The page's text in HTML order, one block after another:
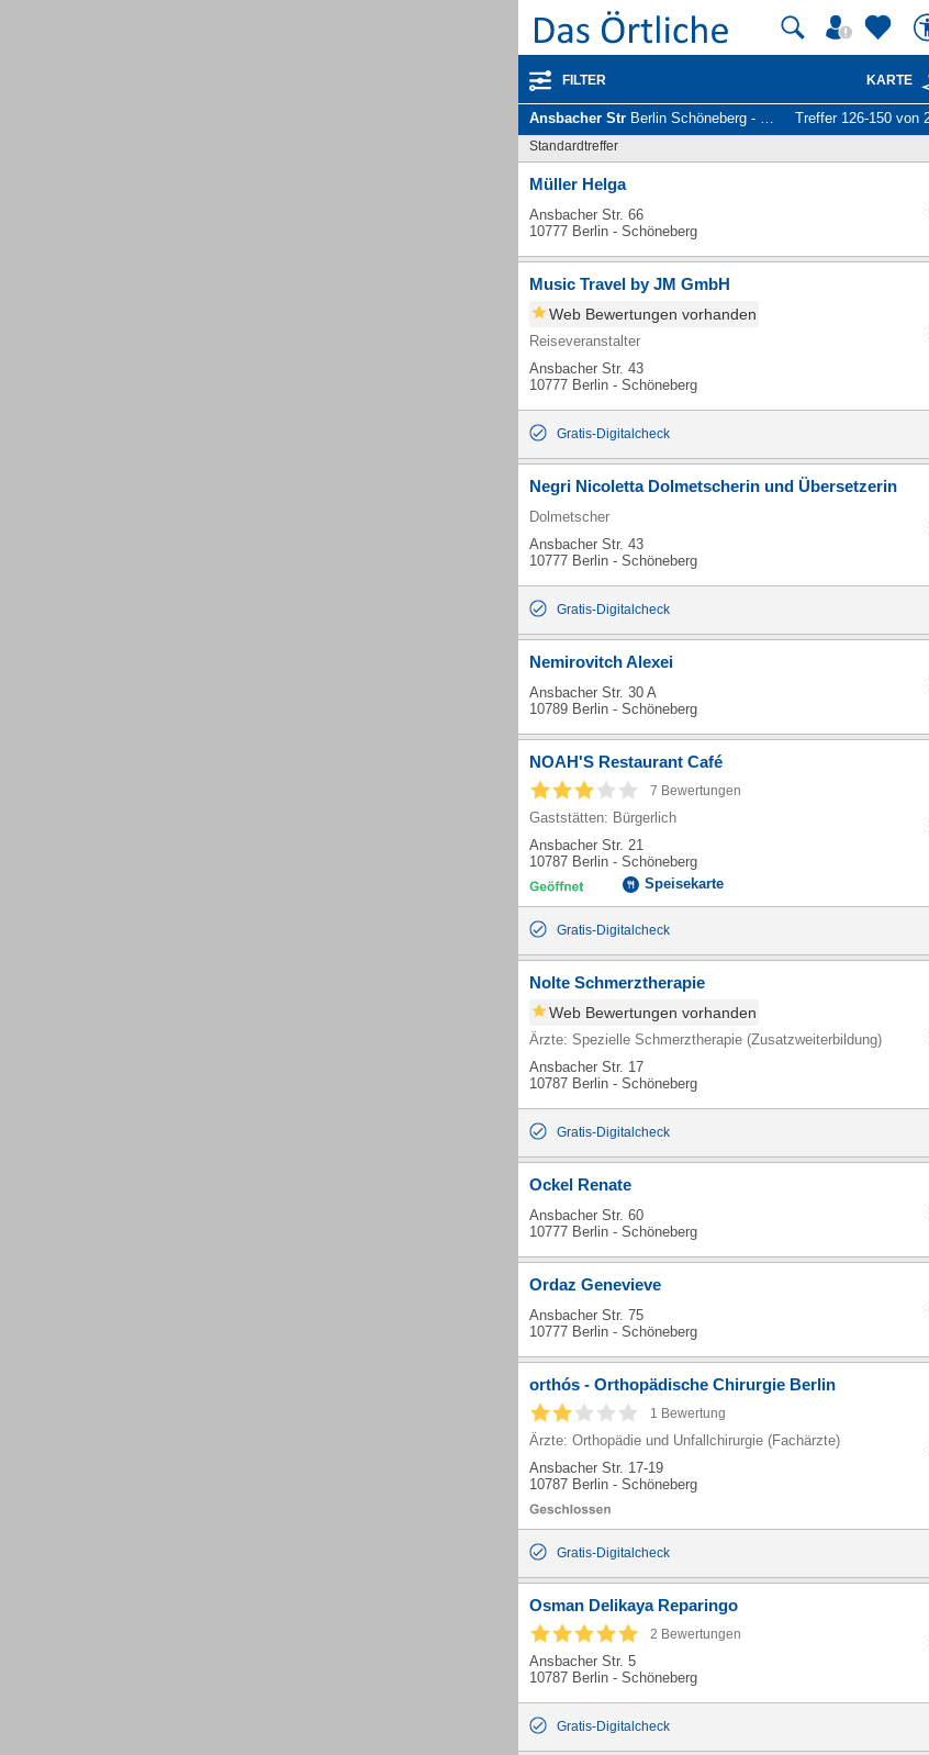
FILTER KARTE
Ansbacher Str Berlin Schöneberg - Unternehmen und Personen Treffer 126-150 von
Standardtreffer
Müller Helga
Ansbacher Str. 66
10777 Berlin - Schöneberg
Music Travel by JM GmbH
Web Bewertungen vorhanden
Reiseveranstalter
Ansbacher Str. 43
10777 Berlin - Schöneberg
Gratis-Digitalcheck
Negri Nicoletta Dolmetscherin und Übersetzerin
Dolmetscher
Ansbacher Str. 43
10777 Berlin - Schöneberg
Gratis-Digitalcheck
Nemirovitch Alexei
Ansbacher Str. 30 A
10789 Berlin - Schöneberg
NOAH'S Restaurant Café
7 Bewertungen
Gaststätten: Bürgerlich
Ansbacher Str. 21
10787 Berlin - Schöneberg
Speisekarte
Gratis-Digitalcheck
Nolte Schmerztherapie
Web Bewertungen vorhanden
Ärzte: Spezielle Schmerztherapie (Zusatzweiterbildung)
Ansbacher Str. 17
10787 Berlin - Schöneberg
Gratis-Digitalcheck
Ockel Renate
Ansbacher Str. 60
10777 Berlin - Schöneberg
Ordaz Genevieve
Ansbacher Str. 75
10777 Berlin - Schöneberg
orthós - Orthopädische Chirurgie Berlin
1 Bewertung
Ärzte: Orthopädie und Unfallchirurgie (Fachärzte)
Ansbacher Str. 17-19
10787 Berlin - Schöneberg
Gratis-Digitalcheck
Osman Delikaya Reparingo
2 Bewertungen
Ansbacher Str. 5
10787 Berlin - Schöneberg
Gratis-Digitalcheck